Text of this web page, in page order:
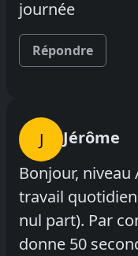
journée
Répondre
J
Jérôme
Bonjour,
travail
nul part). Par
donne 50